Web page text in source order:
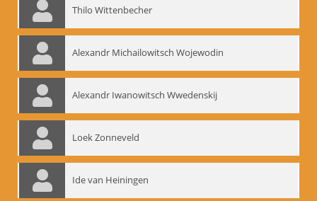
Thilo Wittenbecher
Alexandr Michailowitsch Wojewodin
Alexandr Iwanowitsch Wwedenskij
Loek Zonneveld
Ide van Heiningen